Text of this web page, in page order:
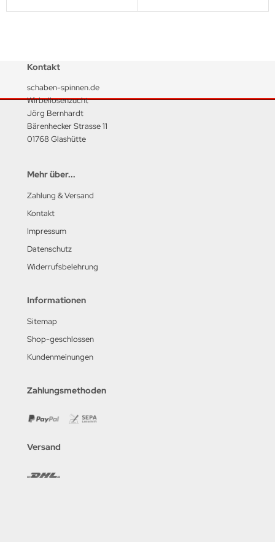
Kontakt
schaben-spinnen.de
Wirbellosenzucht
Jörg Bernhardt
Bärenhecker Strasse 11
01768 Glashütte
Mehr über...
Zahlung & Versand
Kontakt
Impressum
Datenschutz
Widerrufsbelehrung
Informationen
Sitemap
Shop-geschlossen
Kundenmeinungen
Zahlungsmethoden
Versand